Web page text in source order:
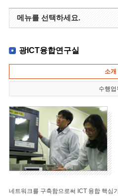
메뉴를 선택하세요.
광ICT융합연구실
소개
수행업
네트워크를 구축함으로써 ICT 융합 핵심